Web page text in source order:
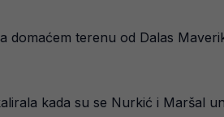
domaćem terenu od Dalas
kada su se Nurkić i Maršal